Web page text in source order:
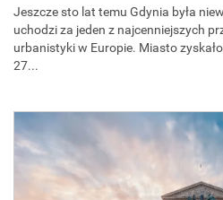
Jeszcze sto lat temu Gdynia była
uchodzi za jeden z najcenniejszych
urbanistyki w Europie. Miasto
27...